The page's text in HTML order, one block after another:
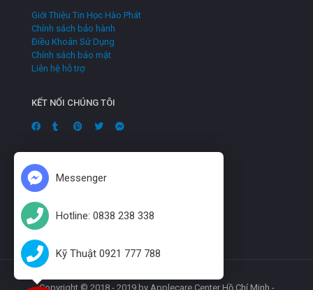
Giới Thiệu Tin Học Hào Phát
Chính sách bảo hành
Điều Khoản Sử Dụng
Chính sách bảo mật
Liên hệ hỗ trợ
KẾT NỐI CHÚNG TÔI
Copyright © 2018 - 2019 by Applecare Center Hồ Chí Minh -
Messenger
Hotline: 0838 238 338
Kỹ Thuật 0921 777 788